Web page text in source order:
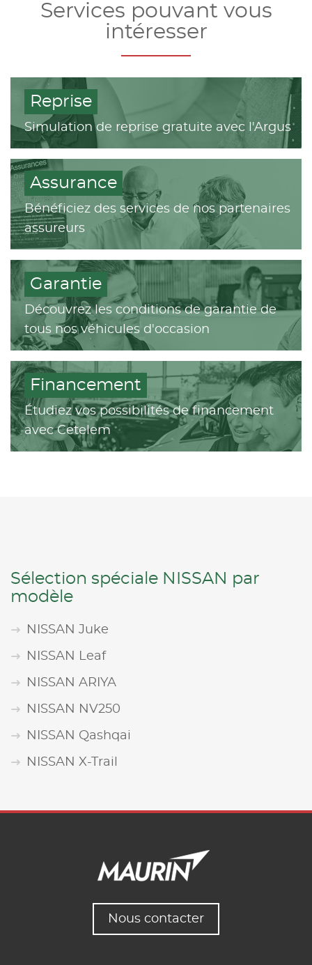
Services pouvant vous
intéresser
Reprise
Simulation de reprise gratuite avec l'Argus
Assurance
Bénéficiez des services de nos partenaires
assureurs
Garantie
Découvrez les conditions de garantie de
tous nos véhicules d'occasion
Financement
Étudiez vos possibilités de financement
avec Cetelem
Sélection spéciale NISSAN par
modèle
NISSAN Juke
NISSAN Leaf
NISSAN ARIYA
NISSAN NV250
NISSAN Qashqai
NISSAN X-Trail
Nous contacter